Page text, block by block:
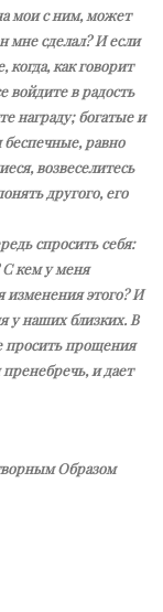
мои с ним, может
мне сделал? И если
как говорит
войдите в радость
награду; богатые и
равно
возвеселитесь
другого, его
спросить себя:
С кем у меня
изменения этого? И
у наших близких. В
просить прощения
и дает
Образом